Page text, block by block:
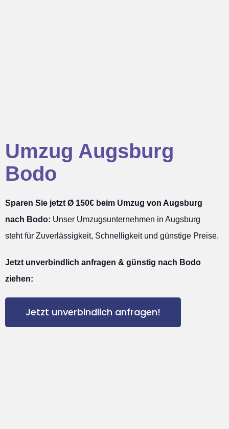
Umzug Augsburg
Bodo
Sparen Sie jetzt Ø 150€ beim Umzug von Augsburg
nach Bodo: Unser Umzugsunternehmen in Augsburg
steht für Zuverlässigkeit, Schnelligkeit und günstige Preise.
Jetzt unverbindlich anfragen & günstig nach Bodo
ziehen:
Jetzt unverbindlich anfragen!